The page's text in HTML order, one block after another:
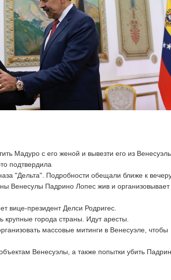
Мадуро с его женой и вывезти его из
подтвердила
"Дельта". Подробности обещали ближе к
Венесулы Падрино Лопес жив и организовывает
вице-президент Делси Родригес.
крупные города страны. Идут аресты.
массовые митинги в Венесуэле, чтобы
Венесуэлы, а также попытки убить